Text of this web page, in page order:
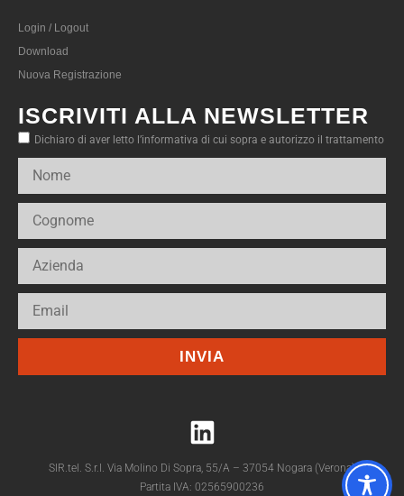
Login / Logout
Download
Nuova Registrazione
ISCRIVITI ALLA NEWSLETTER
Dichiaro di aver letto l’informativa di cui sopra e autorizzo il trattamento
INVIA
SIR.tel. S.r.l. Via Molino Di Sopra, 55/A – 37054 Nogara (Verona)
Partita IVA: 02565900236